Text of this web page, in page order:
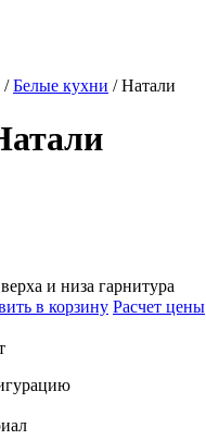
/Белые кухни / Натали
и низа гарнитура
в корзину Расчет цены